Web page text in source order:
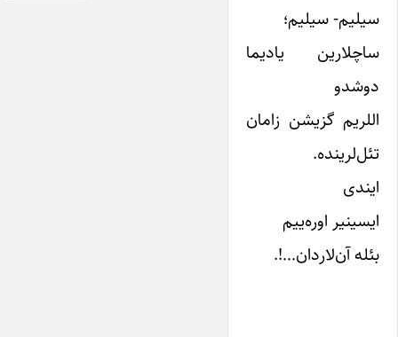
سیلیم- سیلیم؛
ساچلارین یادیما
دوشدو
اللریم گزیشن زامان
تئل‌لرینده.
ایندی
ایسینیر اوره‌ییم
بئله آن‌لاردان…!.